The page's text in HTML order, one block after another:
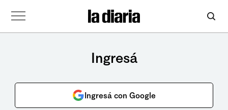
Ingresá
Ingresá con Google